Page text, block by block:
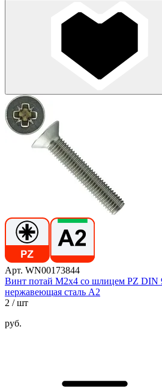
Арт. WN00173844
Винт потай М2х4 со шлицем PZ DIN
нержавеющая сталь А2
2 / шт
руб.